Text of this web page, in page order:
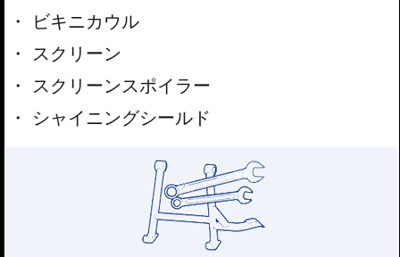
ビキニカウル
スクリーン
スクリーンスポイラー
シャイニングシールド